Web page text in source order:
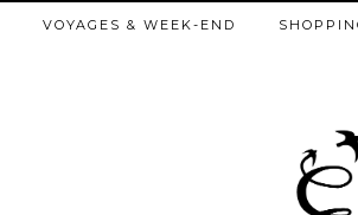
VOYAGES & WEEK-END